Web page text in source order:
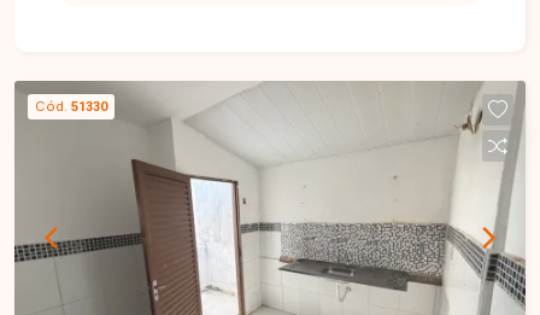
horas, salão de festas, academia, espaço
gourmet, piscina e quadras esportivas. Entre em
contato com a equipe da Delta Imóveis e agende
sua visita para conhecer essa oportunidade.
Cód. 51330